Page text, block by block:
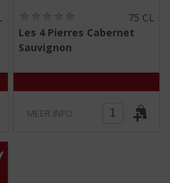
,
5
75 CL
Les 4 Pierres Cabernet
Sauvignon
MEER INFO